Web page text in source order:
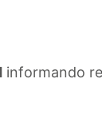
informando